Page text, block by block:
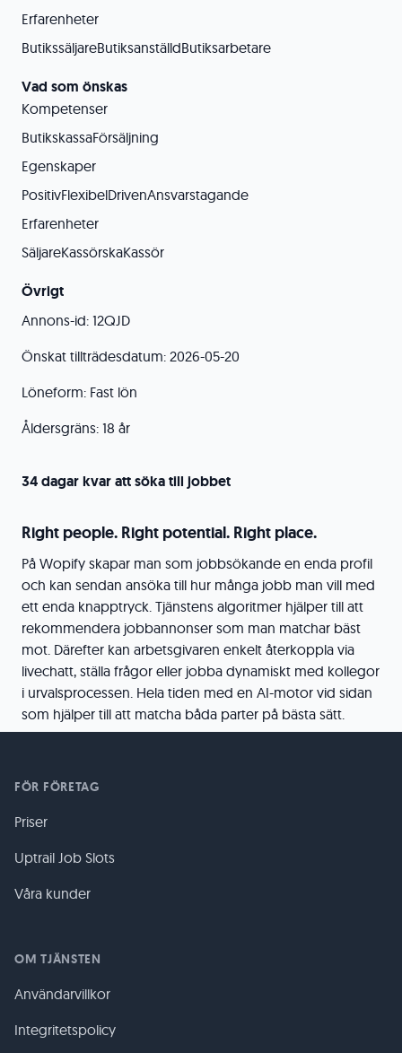
Erfarenheter
ButikssäljareButiksanställdButiksarbetare
Vad som önskas
Kompetenser
ButikskassaFörsäljning
Egenskaper
PositivFlexibelDrivenAnsvarstagande
Erfarenheter
SäljareKassörskaKassör
Övrigt
Annons-id: 12QJD
Önskat tillträdesdatum: 2026-05-20
Löneform: Fast lön
Åldersgräns: 18 år
34 dagar kvar att söka till jobbet
Right people. Right potential. Right place.
På Wopify skapar man som jobbsökande en enda profil
och kan sendan ansöka till hur många jobb man vill med
ett enda knapptryck. Tjänstens algoritmer hjälper till att
rekommendera jobbannonser som man matchar bäst
mot. Därefter kan arbetsgivaren enkelt återkoppla via
livechatt, ställa frågor eller jobba dynamiskt med kollegor
i urvalsprocessen. Hela tiden med en AI-motor vid sidan
som hjälper till att matcha båda parter på bästa sätt.
FÖR FÖRETAG
Priser
Uptrail Job Slots
Våra kunder
OM TJÄNSTEN
Användarvillkor
Integritetspolicy